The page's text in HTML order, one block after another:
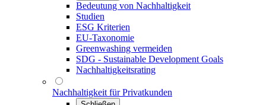
Bedeutung von Nachhaltigkeit
Studien
ESG Kriterien
EU-Taxonomie
Greenwashing vermeiden
SDG - Sustainable Development Goals
Nachhaltigkeitsrating
Nachhaltigkeit für Privatkunden